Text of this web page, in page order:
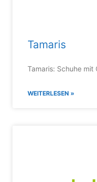
Tamaris
Tamaris: Schuhe mit
WEITERLESEN »